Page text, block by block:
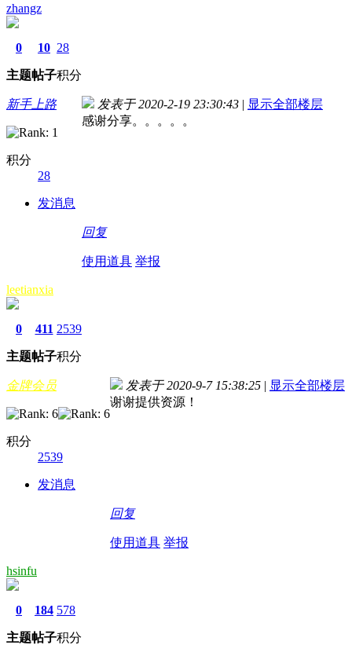
zhangz
0
主题
10
帖子
28
积分
新手上路
积分
28
发消息
发表于 2020-2-19 23:30:43 | 显示全部楼层
感谢分享。。。。。
回复
使用道具 举报
leetianxia
0
主题
411
帖子
2539
积分
金牌会员
积分
2539
发消息
发表于 2020-9-7 15:38:25 | 显示全部楼层
谢谢提供资源！
回复
使用道具 举报
hsinfu
0
主题
184
帖子
578
积分